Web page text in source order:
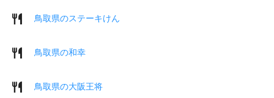
鳥取県のステーキけん
鳥取県の和幸
鳥取県の大阪王将